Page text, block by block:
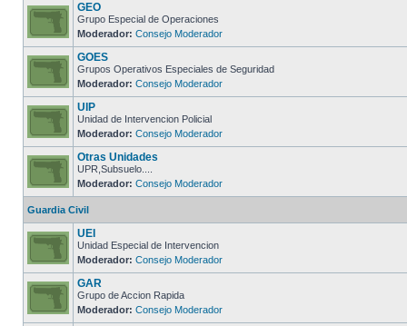
GEO
Grupo Especial de Operaciones
Moderador: Consejo Moderador
GOES
Grupos Operativos Especiales de Seguridad
Moderador: Consejo Moderador
UIP
Unidad de Intervencion Policial
Moderador: Consejo Moderador
Otras Unidades
UPR,Subsuelo....
Moderador: Consejo Moderador
Guardia Civil
UEI
Unidad Especial de Intervencion
Moderador: Consejo Moderador
GAR
Grupo de Accion Rapida
Moderador: Consejo Moderador